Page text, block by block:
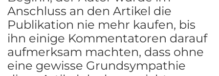
Anschluss an den Artikel die
Publikation nie mehr kaufen, bis
ihn einige Kommentatoren darauf
aufmerksam machten, dass ohne
eine gewisse Grundsympathie